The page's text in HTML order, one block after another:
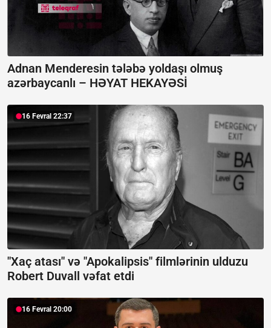
Adnan Menderesin tələbə yoldaşı olmuş
azərbaycanlı – HƏYAT HEKAYƏSİ
16 Fevral 22:37
"Xaç atası" və "Apokalipsis" filmlərinin ulduzu
Robert Duvall vəfat etdi
16 Fevral 20:00